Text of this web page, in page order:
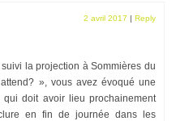
2 avril 2017 | Reply
la projection à Sommières du
attend? », vous avez évoqué une
qui doit avoir lieu prochainement
en fin de journée dans les